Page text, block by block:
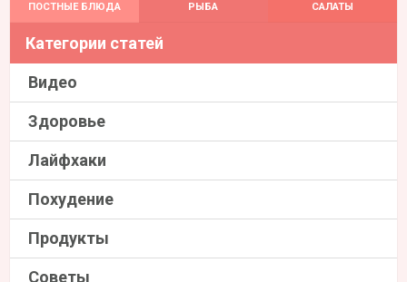
ПОСТНЫЕ БЛЮДА РЫБА САЛАТЫ
Категории статей
Видео
Здоровье
Лайфхаки
Похудение
Продукты
Советы